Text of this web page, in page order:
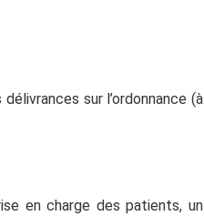
sur l’ordonnance (à
en charge des patients, un